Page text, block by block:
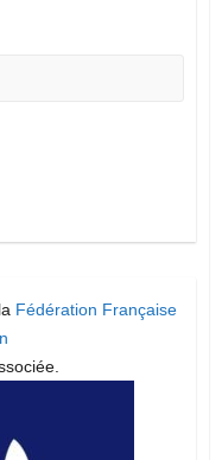
Fédération Française